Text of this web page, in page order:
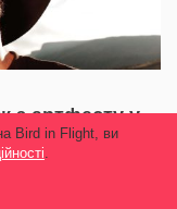
з артфесту у
Bird in Flight, ви
.